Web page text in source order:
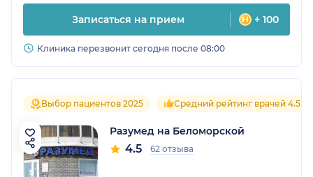
Записаться на прием + 100
Клиника перезвонит сегодня после 08:00
Выбор пациентов 2025 Средний рейтинг врачей 4.5
Разумед на Беломорской
4.5 62 отзыва